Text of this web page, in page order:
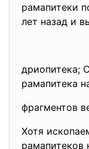
рамапитеки
лет назад и
дриопитека;
рамапитека
фрагментов
Хотя
рамапитеков